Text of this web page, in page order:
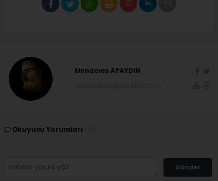
Menderes APAYDIN
Okuyucu Yorumları
Gönder